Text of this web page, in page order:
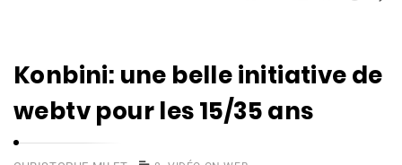
Konbini: une belle initiative de
webtv pour les 15/35 ans